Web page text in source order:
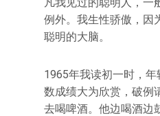
例外。我生性骄傲，因
聪明的大脑。
1965年我读初一时，
数成绩大为欣赏，破例
去喝啤酒。他边喝酒边